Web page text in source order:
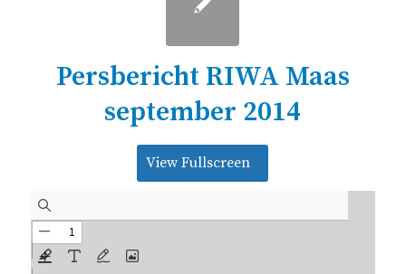
Persbericht RIWA Maas
september 2014
View Fullscreen